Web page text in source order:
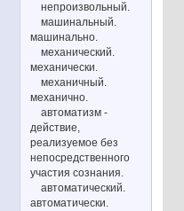
непроизвольный.
машинальный.
машинально.
механический.
механически.
механичный.
механично.
автоматизм -
действие,
реализуемое без
непосредственного
участия сознания.
автоматический.
автоматически.